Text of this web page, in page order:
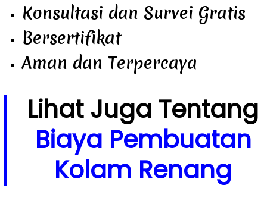
Konsultasi dan Survei Gratis
Bersertifikat
Aman dan Terpercaya
Lihat Juga Tentang
Biaya Pembuatan
Kolam Renang